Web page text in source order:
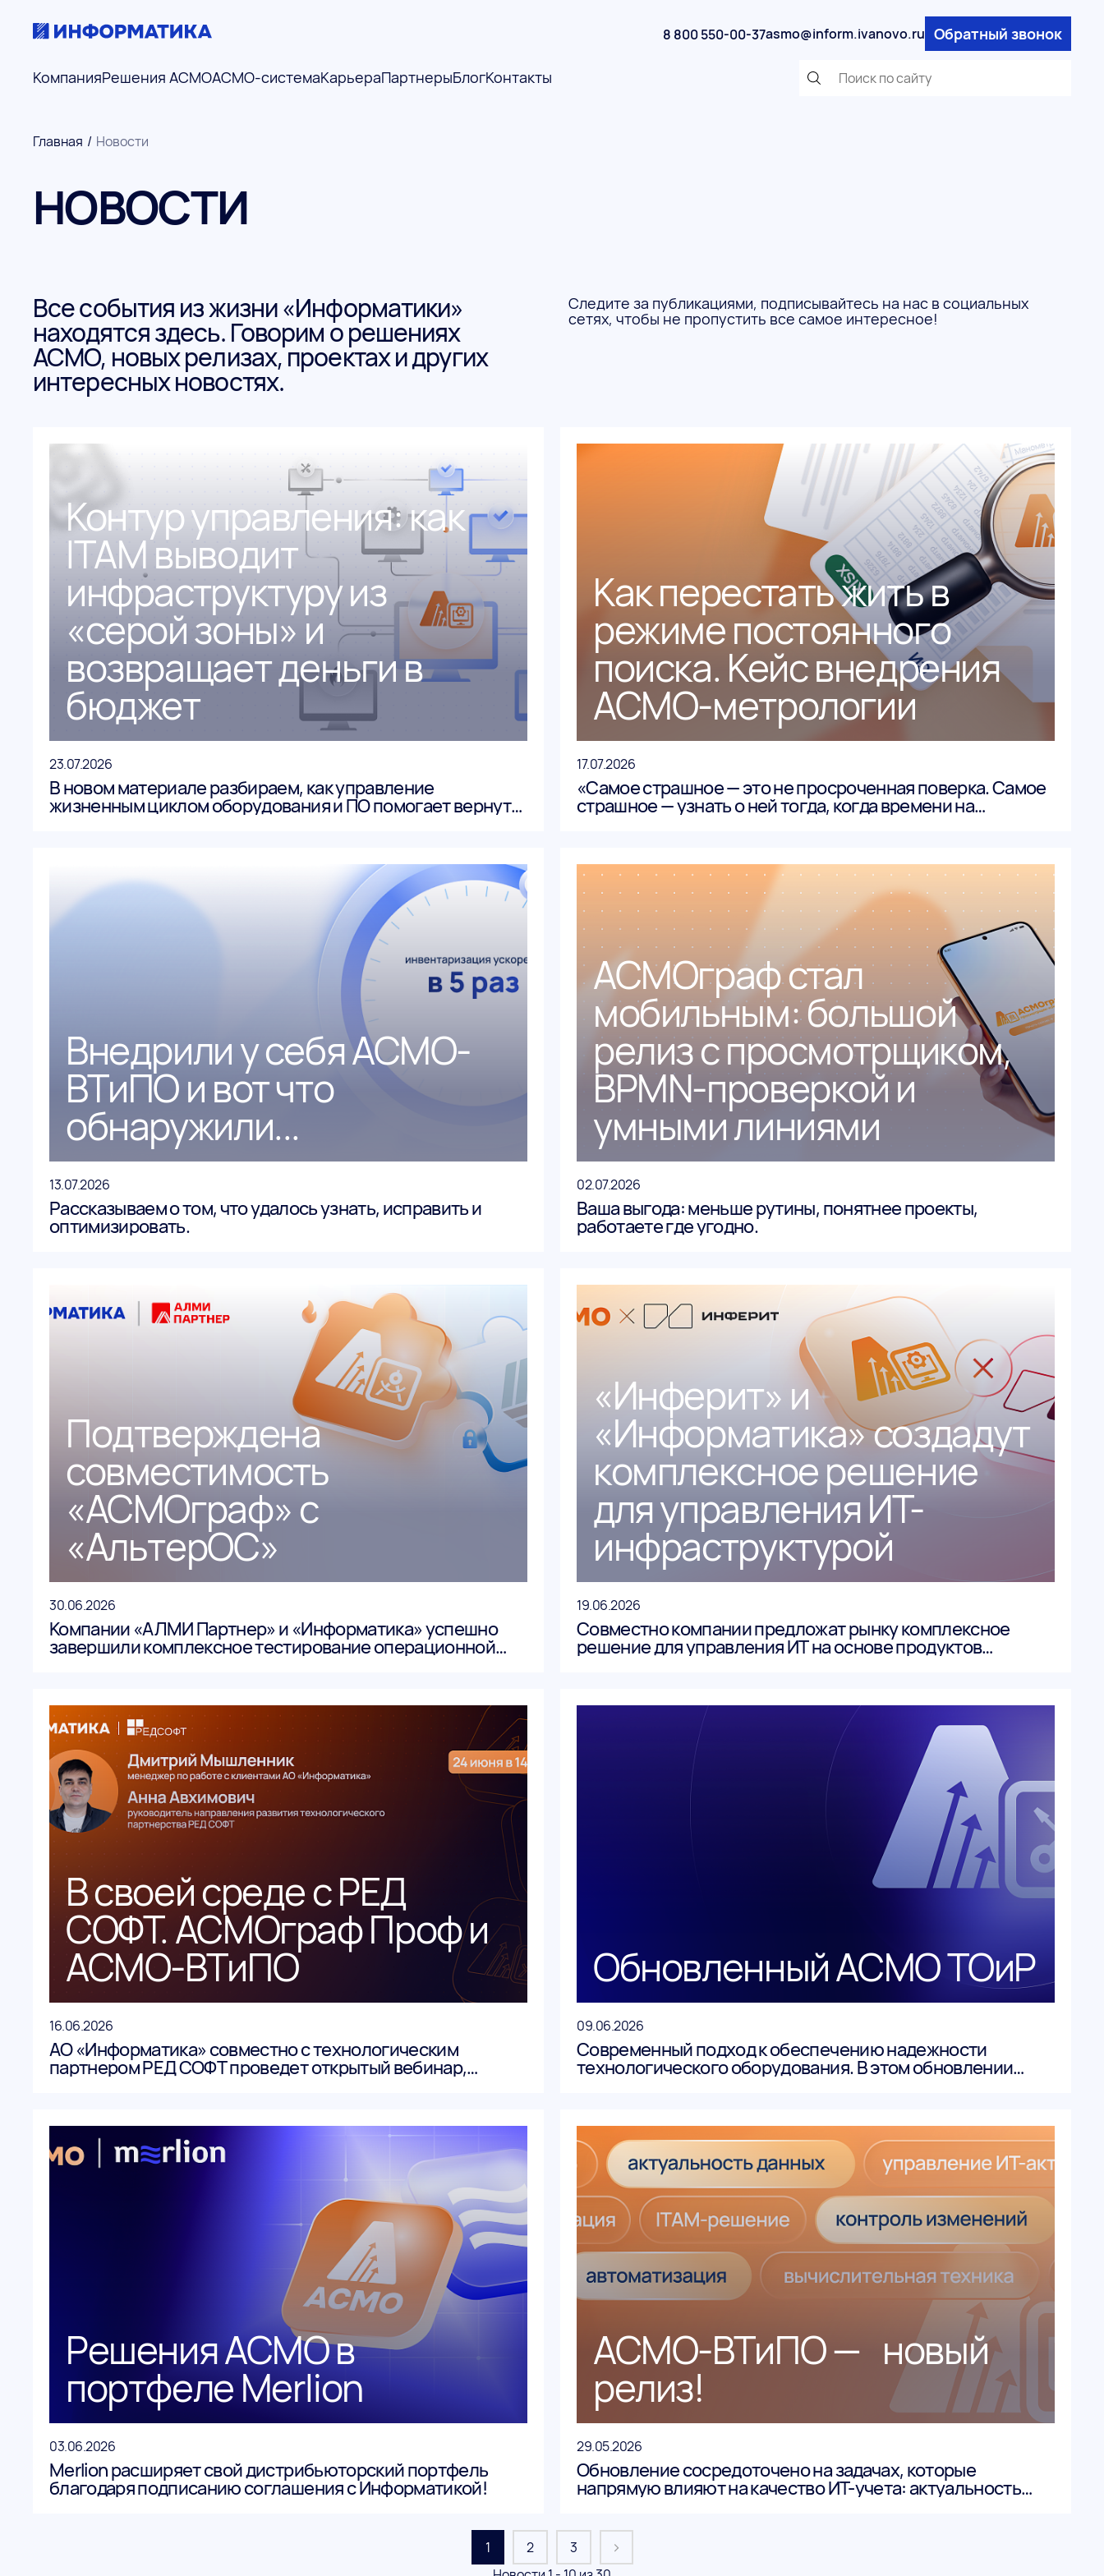
КомпанияРешения АСМОАСМО-системаКарьераПартнерыБлогКонтакты
8 800 550-00-37asmo@inform.ivanovo.ru Обратный звонок
Главная / Новости
НОВОСТИ
Все события из жизни «Информатики»
находятся здесь. Говорим о решениях
АСМО, новых релизах, проектах и других
интересных новостях.
Следите за публикациями, подписывайтесь на нас в социальных
сетях, чтобы не пропустить все самое интересное!
Контур управления: как
ITAM выводит
инфраструктуру из
«серой зоны» и
возвращает деньги в
бюджет
23.07.2026
В новом материале разбираем, как управление
жизненным циклом оборудования и ПО помогает вернуть
Как перестать жить в
режиме постоянного
поиска. Кейс внедрения
АСМО-метрологии
17.07.2026
«Самое страшное — это не просроченная поверка. Самое
страшное — узнать о ней тогда, когда времени на
Внедрили у себя АСМО-
ВТиПО и вот что
обнаружили...
13.07.2026
Рассказываем о том, что удалось узнать, исправить и
оптимизировать.
АСМОграф стал
мобильным: большой
релиз с просмотрщиком,
BPMN-проверкой и
умными линиями
02.07.2026
Ваша выгода: меньше рутины, понятнее проекты,
работаете где угодно.
Подтверждена
совместимость
«АСМОграф» с
«АльтерОС»
30.06.2026
Компании «АЛМИ Партнер» и «Информатика» успешно
завершили комплексное тестирование операционной
«Инферит» и
«Информатика» создадут
комплексное решение
для управления ИТ-
инфраструктурой
19.06.2026
Совместно компании предложат рынку комплексное
решение для управления ИТ на основе продуктов
В своей среде с РЕД
СОФТ. АСМОграф Проф и
АСМО-ВТиПО
16.06.2026
АО «Информатика» совместно с технологическим
партнером РЕД СОФТ проведет открытый вебинар,
Обновленный АСМО ТОиР
09.06.2026
Современный подход к обеспечению надежности
технологического оборудования. В этом обновлении
новшества подробнее.
Решения АСМО в
портфеле Merlion
03.06.2026
Merlion расширяет свой дистрибьюторский портфель
благодаря подписанию соглашения с Информатикой!
АСМО-ВТиПО — новый
релиз!
29.05.2026
Обновление сосредоточено на задачах, которые
напрямую влияют на качество ИТ-учета: актуальность
сокращение ручной работы.
1 2
3